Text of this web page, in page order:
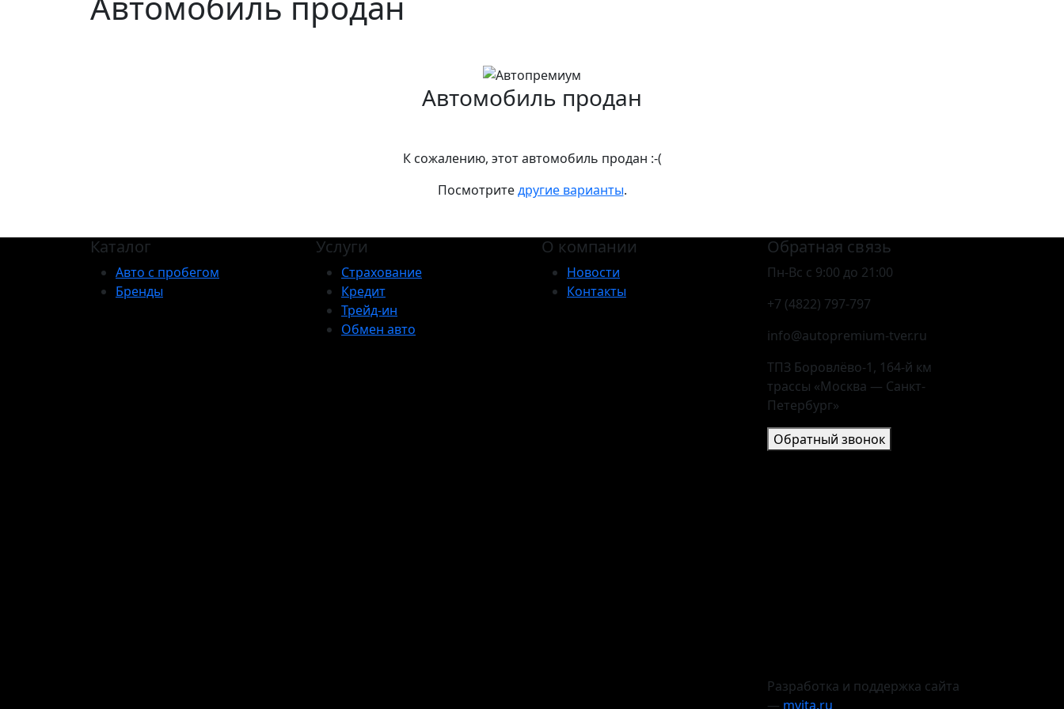
Автомобиль продан
К сожалению, этот автомобиль продан :-(
Посмотритедругие варианты.
Каталог
Авто с пробегом
Бренды
Услуги
Страхование
Кредит
Трейд-ин
Обмен авто
О компании
Новости
Контакты
Обратная связь
Пн-Вс с 9:00 до 21:00
+7 (4822) 797-797
info@autopremium-tver.ru
ТПЗ Боровлёво-1, 164-й км
трассы «Москва — Санкт-
Петербург»
Обратный звонок
Разработка и поддержка сайта
— mvita.ru